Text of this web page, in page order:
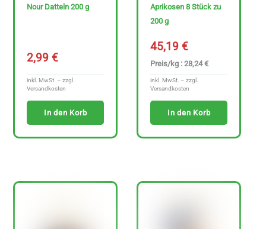
Nour Datteln 200 g
2,99€
inkl. MwSt. – zzgl.
Versandkosten
In den Korb
Aprikosen 8 Stück zu
200 g
45,19€
Preis/kg : 28,24 €
inkl. MwSt. – zzgl.
Versandkosten
In den Korb